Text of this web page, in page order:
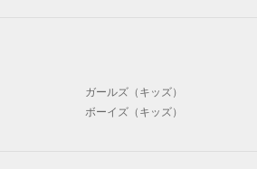
ガールズ（キッズ）
ボーイズ（キッズ）